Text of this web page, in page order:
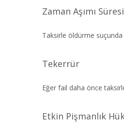
Zaman Aşımı Süresi
Taksirle öldürme suçunda
Tekerrür
Eğer fail daha önce
Etkin Pişmanlık